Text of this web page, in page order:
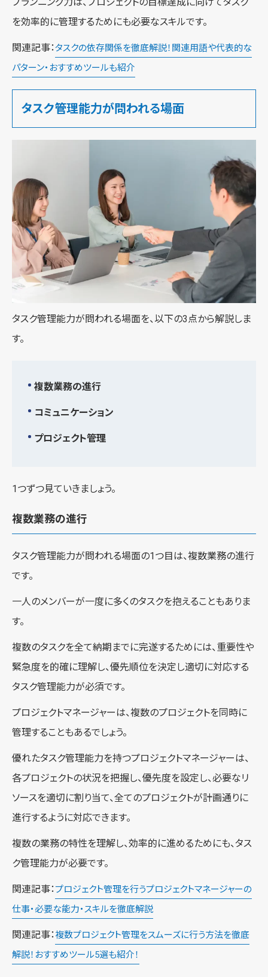
を効率的に管理するためにも必要なスキルです。
関連記事：タスクの依存関係を徹底解説！関連用語や代表的な
パターン・おすすめツールも紹介
タスク管理能力が問われる場面
タスク管理能力が問われる場面を、以下の3点から解説しま
す。
複数業務の進行
コミュニケーション
プロジェクト管理
1つずつ見ていきましょう。
複数業務の進行
タスク管理能力が問われる場面の1つ目は、複数業務の進行
です。
一人のメンバーが一度に多くのタスクを抱えることもありま
す。
複数のタスクを全て納期までに完遂するためには、重要性や
緊急度を的確に理解し、優先順位を決定し適切に対応する
タスク管理能力が必須です。
プロジェクトマネージャーは、複数のプロジェクトを同時に
管理することもあるでしょう。
優れたタスク管理能力を持つプロジェクトマネージャーは、
各プロジェクトの状況を把握し、優先度を設定し、必要なリ
ソースを適切に割り当て、全てのプロジェクトが計画通りに
進行するように対応できます。
複数の業務の特性を理解し、効率的に進めるためにも、タス
ク管理能力が必要です。
関連記事：プロジェクト管理を行うプロジェクトマネージャーの
仕事・必要な能力・スキルを徹底解説
関連記事： 複数プロジェクト管理をスムーズに行う方法を徹底
解説！おすすめツール5選も紹介！